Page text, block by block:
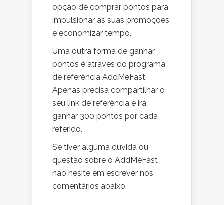
opção de comprar pontos para
impulsionar as suas promoções
e economizar tempo.
Uma outra forma de ganhar
pontos é através do programa
de referência AddMeFast.
Apenas precisa compartilhar o
seu link de referência e irá
ganhar 300 pontos por cada
referido.
Se tiver alguma dúvida ou
questão sobre o AddMeFast
não hesite em escrever nos
comentários abaixo.